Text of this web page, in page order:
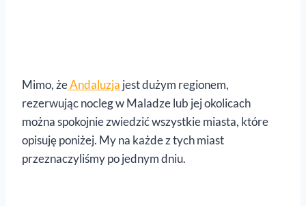
Mimo, żeAndaluzja jest dużym regionem,
rezerwując nocleg w Maladze lub jej okolicach
można spokojnie zwiedzić wszystkie miasta, które
opisuję poniżej. My na każde z tych miast
przeznaczyliśmy po jednym dniu.